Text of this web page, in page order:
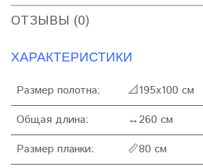
ОТЗЫВЫ (0)
ХАРАКТЕРИСТИКИ
Размер полотна: 📐195х100 см
Общая длина:
↔260 см
Размер планки:
📏80 см